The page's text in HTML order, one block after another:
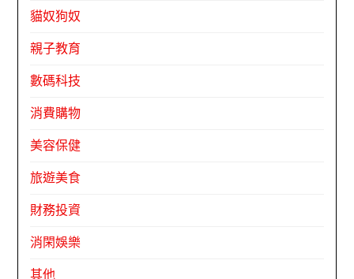
貓奴狗奴
親子教育
數碼科技
消費購物
美容保健
旅遊美食
財務投資
消閑娛樂
其他